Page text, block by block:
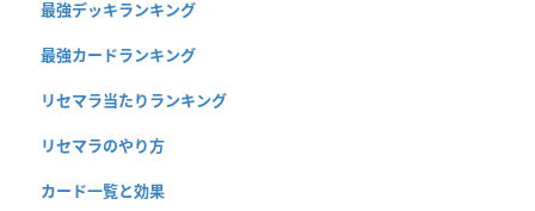
最強デッキランキング
最強カードランキング
リセマラ当たりランキング
リセマラのやり方
カード一覧と効果